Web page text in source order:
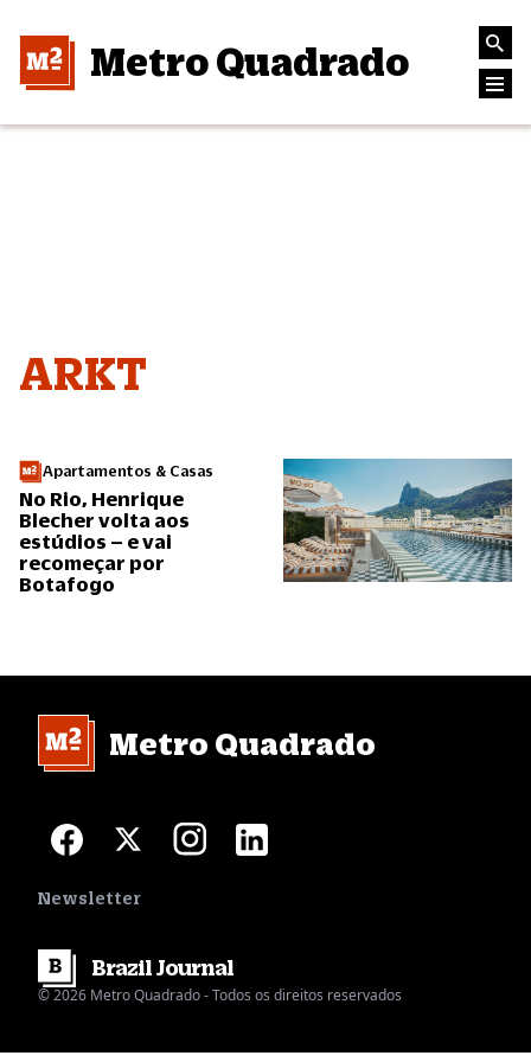
Metro Quadrado
ARKT
Apartamentos & Casas
No Rio, Henrique
Blecher volta aos
estúdios – e vai
recomeçar por
Botafogo
Metro Quadrado
Newsletter
© 2026 Metro Quadrado - Todos os direitos reservados
BrazilJournal